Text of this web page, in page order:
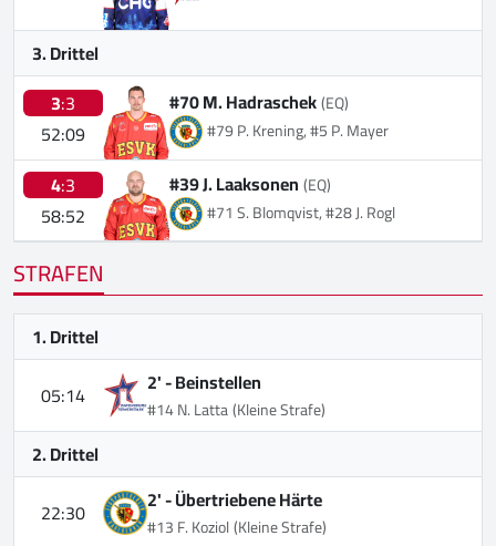
3. Drittel
3:3
52:09
#70 M. Hadraschek(EQ)
#79 P. Krening, #5 P. Mayer
4:3
58:52
#39 J. Laaksonen(EQ)
#71 S. Blomqvist, #28 J. Rogl
STRAFEN
1. Drittel
05:14
2' -Beinstellen
#14 N. Latta(Kleine Strafe)
2. Drittel
22:30
2' -Übertriebene Härte
#13 F. Koziol(Kleine Strafe)